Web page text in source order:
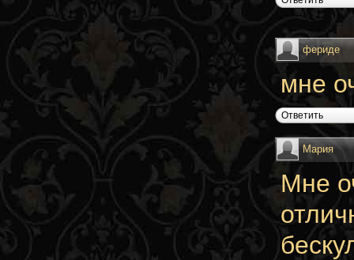
фериде
мне
Ответить
Мария
Мне